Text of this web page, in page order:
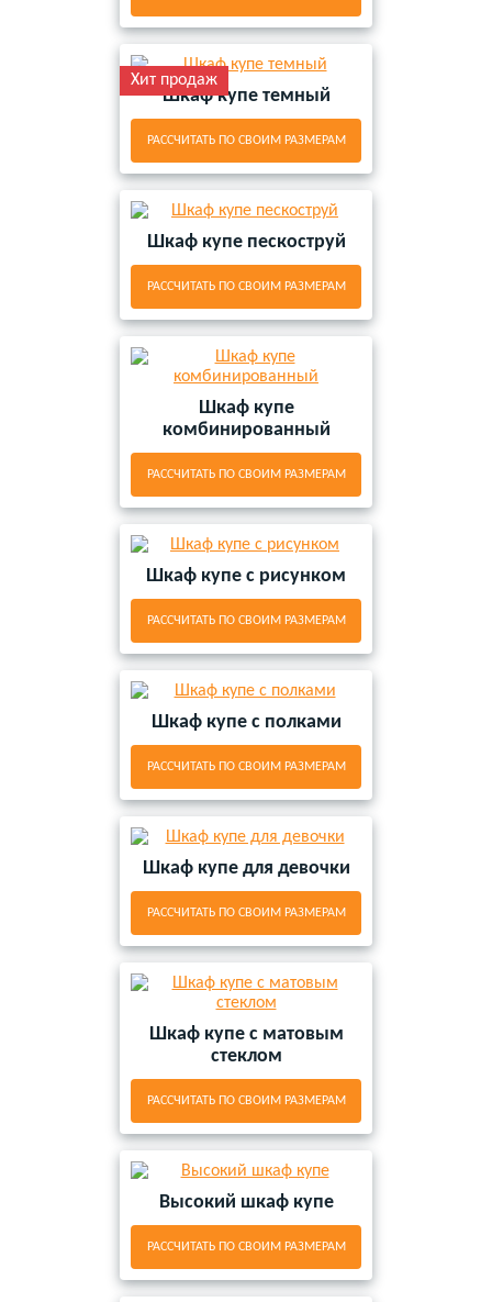
Хит продаж
Шкаф купе темный
РАССЧИТАТЬ ПО СВОИМ РАЗМЕРАМ
Шкаф купе пескоструй
РАССЧИТАТЬ ПО СВОИМ РАЗМЕРАМ
Шкаф купе
комбинированный
РАССЧИТАТЬ ПО СВОИМ РАЗМЕРАМ
Шкаф купе с рисунком
РАССЧИТАТЬ ПО СВОИМ РАЗМЕРАМ
Шкаф купе с полками
РАССЧИТАТЬ ПО СВОИМ РАЗМЕРАМ
Шкаф купе для девочки
РАССЧИТАТЬ ПО СВОИМ РАЗМЕРАМ
Шкаф купе с матовым
стеклом
РАССЧИТАТЬ ПО СВОИМ РАЗМЕРАМ
Высокий шкаф купе
РАССЧИТАТЬ ПО СВОИМ РАЗМЕРАМ